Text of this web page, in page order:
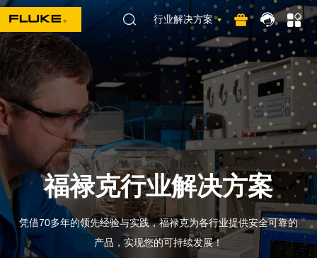
行业解决方案
福禄克行业解决方案
凭借70多年的领先经验与实践，福禄克为各行业提供安全可靠的
产品，实现您的可持续发展！